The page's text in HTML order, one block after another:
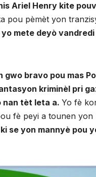
Ariel Henry kite
pou pèmèt yon
mete deyò vandredi
gwo bravo pou mas
kriminèl pri
nan tèt leta a. Yo fè
fè peyi a tounen yon
ki se yon mannyè pou